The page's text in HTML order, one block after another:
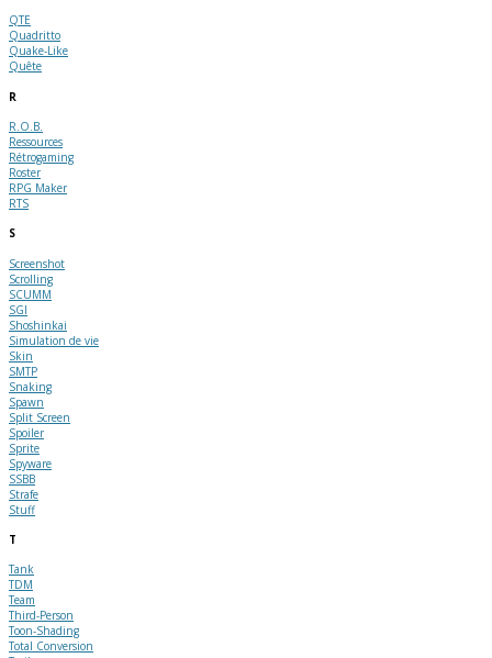
QTE
Quadritto
Quake-Like
Quête
R
R.O.B.
Ressources
Rétrogaming
Roster
RPG Maker
RTS
S
Screenshot
Scrolling
SCUMM
SGI
Shoshinkai
Simulation de vie
Skin
SMTP
Snaking
Spawn
Split Screen
Spoiler
Sprite
Spyware
SSBB
Strafe
Stuff
T
Tank
TDM
Team
Third-Person
Toon-Shading
Total Conversion